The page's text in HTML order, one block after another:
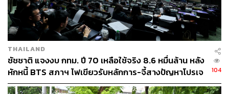
THAILAND
ชัชชาติ แจงงบ กทม. ปี 70 เหลือใช้จริง 8.6 หมื่นล้าน หลัง
หักหนี้ BTS สภาฯ ไฟเขียวรับหลักการ-จี้สางปัญหาโปรเจ
กต์ล่าช้า
104